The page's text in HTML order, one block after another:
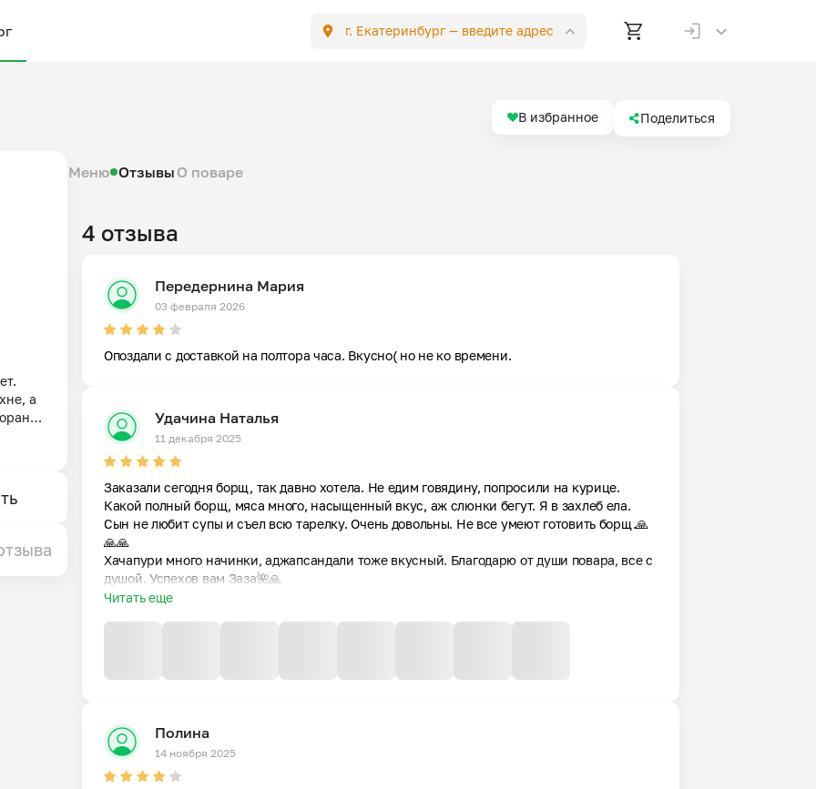
г. Екатеринбург — введите адрес
В избранное Поделиться
а
—
Меню Отзывы О поваре
4 отзыва
Передернина Мария
03 февраля 2026
Опоздали с доставкой на полтора часа. Вкусно( но не ко времени.
Удачина Наталья
11 декабря 2025
Заказали сегодня борщ, так давно хотела. Не едим говядину, попросили на курице.
Какой полный борщ, мяса много, насыщенный вкус, аж слюнки бегут. Я в захлеб ела.
Сын не любит супы и съел всю тарелку. Очень довольны. Не все умеют готовить борщ.🙏
🙏🙏
Хачапури много начинки, аджапсандали тоже вкусный. Благодарю от души повара, все с
душой. Успехов вам Заза🌺🙏
Читать еще
Полина
14 ноября 2025